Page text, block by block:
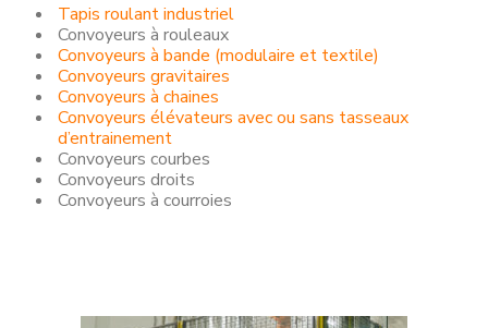
Tapis roulant industriel
Convoyeurs à rouleaux
Convoyeurs à bande (modulaire et textile)
Convoyeurs gravitaires
Convoyeurs à chaines
Convoyeurs élévateurs avec ou sans tasseaux
d’entrainement
Convoyeurs courbes
Convoyeurs droits
Convoyeurs à courroies